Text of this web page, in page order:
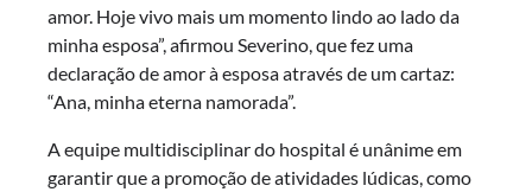
amor. Hoje vivo mais um momento lindo ao lado da
minha esposa”, afirmou Severino, que fez uma
declaração de amor à esposa através de um cartaz:
“Ana, minha eterna namorada”.
A equipe multidisciplinar do hospital é unânime em
garantir que a promoção de atividades lúdicas, como